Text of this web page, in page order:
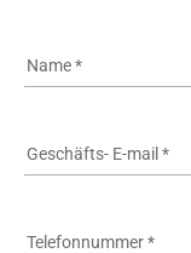
Name*
Geschäfts- E-mail *
Telefonnummer*